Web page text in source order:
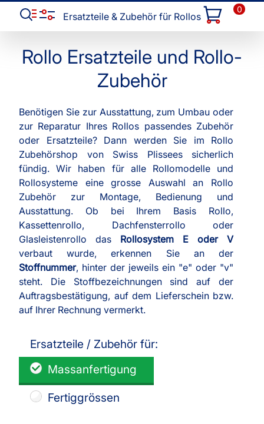
Ersatzteile & Zubehör für Rollos
0
Rollo Ersatzteile und Rollo-
Zubehör
Benötigen Sie zur Ausstattung, zum Umbau oder
zur Reparatur Ihres Rollos passendes Zubehör
oder Ersatzteile? Dann werden Sie im Rollo
Zubehörshop von Swiss Plissees sicherlich
fündig. Wir haben für alle Rollomodelle und
Rollosysteme eine grosse Auswahl an Rollo
Zubehör zur Montage, Bedienung und
Ausstattung. Ob bei Ihrem Basis Rollo,
Kassettenrollo, Dachfensterrollo oder
Glasleistenrollo das Rollosystem E oder V
verbaut wurde, erkennen Sie an der
Stoffnummer, hinter der jeweils ein "e" oder "v"
steht. Die Stoffbezeichnungen sind auf der
Auftragsbestätigung, auf dem Lieferschein bzw.
auf Ihrer Rechnung vermerkt.
Ersatzteile / Zubehör für:
Massanfertigung
Fertiggrössen